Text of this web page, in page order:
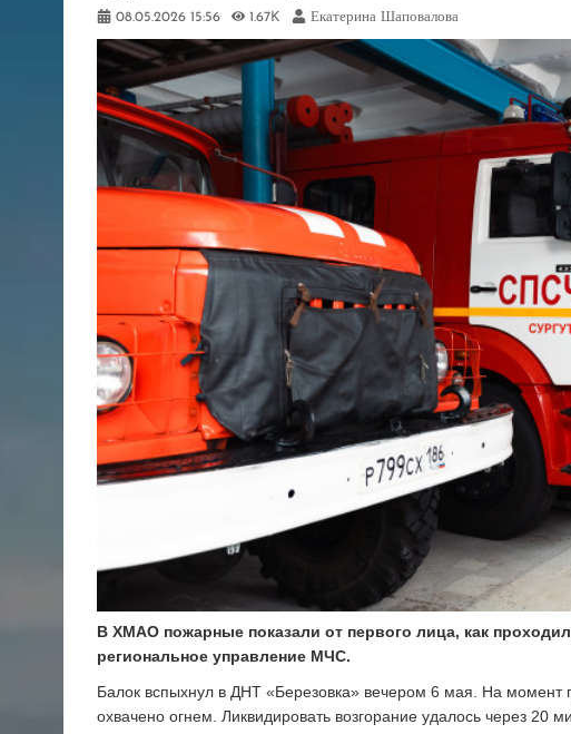
08.05.2026 15:56 1.67K Екатерина Шаповалова
В ХМАО пожарные показали от первого лица, как
региональное управление МЧС.
Балок вспыхнул в ДНТ «Березовка» вечером 6 мая. На
охвачено огнем. Ликвидировать возгорание удалось через 20